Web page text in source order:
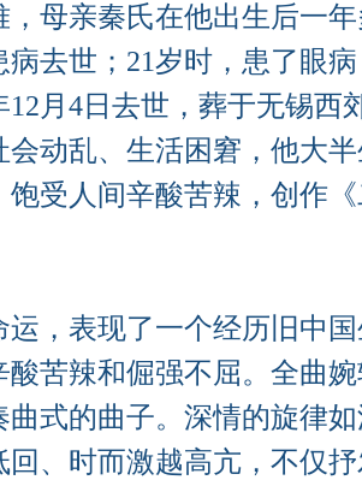
，母亲秦氏在他出生后一
病去世；21岁时，患了眼
12月4日去世，葬于无锡西
会动乱、生活困窘，他大
饱受人间辛酸苦辣，创作
运，表现了一个经历旧中
酸苦辣和倔强不屈。全曲
曲式的曲子。深情的旋律
回、时而激越高亢，不仅